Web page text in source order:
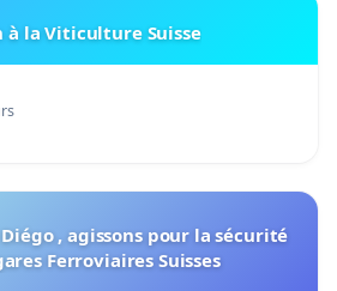
à la Viticulture Suisse
, agissons pour la sécurité
Ferroviaires Suisses